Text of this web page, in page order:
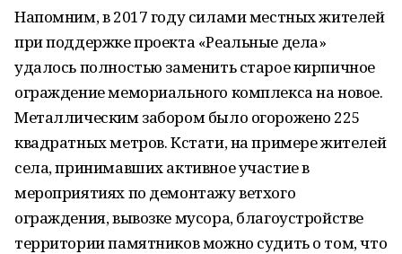
Напомним, в 2017 году силами местных жителей
при поддержке проекта «Реальные дела»
удалось полностью заменить старое кирпичное
ограждение мемориального комплекса на новое.
Металлическим забором было огорожено 225
квадратных метров. Кстати, на примере жителей
села, принимавших активное участие в
мероприятиях по демонтажу ветхого
ограждения, вывозке мусора, благоустройстве
территории памятников можно судить о том, что